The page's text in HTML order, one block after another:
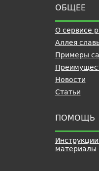
ОБЩЕЕ
О сервисе
Аллея
Примеры
Новости
Статьи
ПОМОЩЬ
материалы